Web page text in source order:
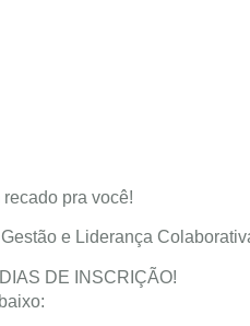
pra você!
e Liderança
DE INSCRIÇÃO!